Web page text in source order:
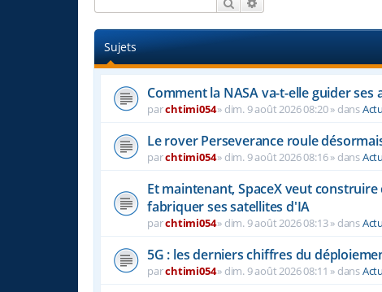
Sujets
Comment la NASA va-t-elle guider ses
parchtimi054» dim. 9 août 2026 08:20» dans
Le rover Perseverance roule
parchtimi054» dim. 9 août 2026 08:16» dans
Et maintenant, SpaceX veut
fabriquer ses satellites d'IA
parchtimi054» dim. 9 août 2026 08:13» dans
5G : les derniers chiffres du
parchtimi054» dim. 9 août 2026 08:11 » dans